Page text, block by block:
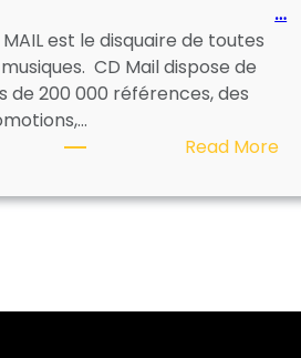
…
MAIL est le disquaire de toutes
CD Mail dispose de
de 200 000 références, des
Read More: